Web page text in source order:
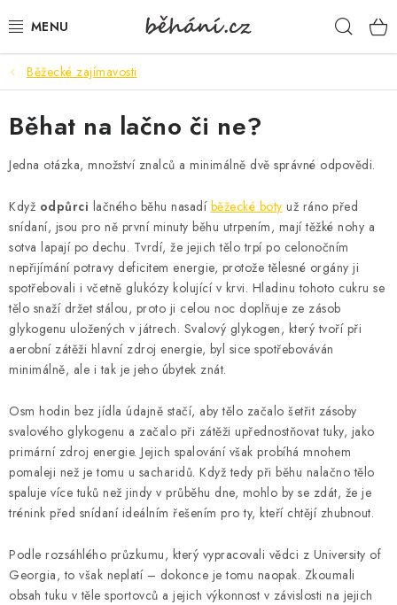
na
BOTY PÁNSKÉ
BOTY DÁMSKÉ
PÁNSKÉ OBLEČENÍ
DÁMSKÉ OBLEČENÍ
DOPLŇKY
DÁRKOVÉ POUKAZY
VELIKOSTNÍ TABULKY
BOTY DĚTSKÉ
OBLEČENÍ
SPORTY
Běžecké zajímavosti
Běhat na lačno či ne?
Jedna otázka, množství znalců a minimálně dvě správné odpovědi.
Když odpůrci lačného běhu nasadí běžecké boty už ráno před
snídaní, jsou pro ně první minuty běhu utrpením, mají těžké nohy a
sotva lapají po dechu. Tvrdí, že jejich tělo trpí po celonočním
nepřijímání potravy deficitem energie, protože tělesné orgány ji
spotřebovali i včetně glukózy kolující v krvi. Hladinu tohoto cukru se
tělo snaží držet stálou, proto ji celou noc doplňuje ze zásob
glykogenu uložených v játrech. Svalový glykogen, který tvoří při
aerobní zátěži hlavní zdroj energie, byl sice spotřebováván
minimálně, ale i tak je jeho úbytek znát.
Osm hodin bez jídla údajně stačí, aby tělo začalo šetřit zásoby
svalového glykogenu a začalo při zátěži upřednostňovat tuky, jako
primární zdroj energie. Jejich spalování však probíhá mnohem
pomaleji než je tomu u sacharidů. Když tedy při běhu nalačno tělo
spaluje více tuků než jindy v průběhu dne, mohlo by se zdát, že je
trénink před snídaní ideálním řešením pro ty, kteří chtějí zhubnout.
Podle rozsáhlého průzkumu, který vypracovali vědci z University of
Georgia, to však neplatí – dokonce je tomu naopak. Zkoumali
obsah tuku v těle sportovců a jejich výkonnost v závislosti na jejich